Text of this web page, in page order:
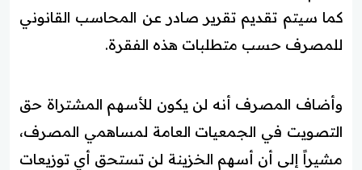
كما سيتم تقديم تقرير صادر عن المحاسب القانوني
للمصرف حسب متطلبات هذه الفقرة.
وأضاف المصرف أنه لن يكون للأسهم المشتراة حق
التصويت في الجمعيات العامة لمساهمي المصرف،
مشيراً إلى أن أسهم الخزينة لن تستحق أي توزيعات